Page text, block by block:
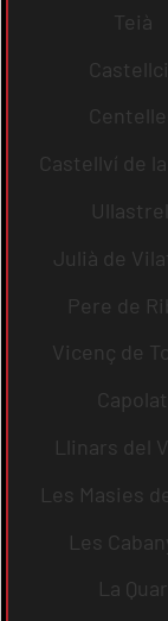
Teià
Castellví de
Ullastrell
Julià de
Pere de
Vicenç de
Capolat
Llinars del
Les Masies
Les
La Quar